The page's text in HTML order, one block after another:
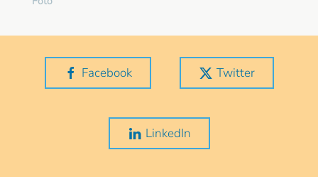
Facebook Twitter
LinkedIn